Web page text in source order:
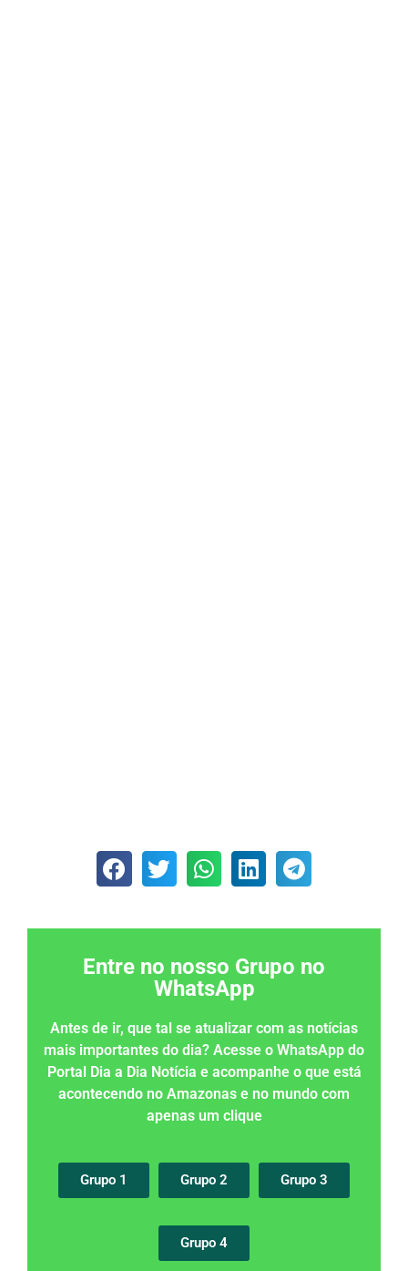
Entre no nosso Grupo no
WhatsApp
Antes de ir, que tal se atualizar com as notícias
mais importantes do dia? Acesse o WhatsApp do
Portal Dia a Dia Notícia e acompanhe o que está
acontecendo no Amazonas e no mundo com
apenas um clique
Grupo 1 Grupo 2 Grupo 3
Grupo 4